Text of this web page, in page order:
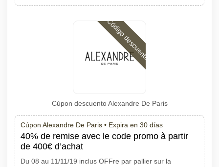
Código descuento
Cúpon descuento Alexandre De Paris
Cúpon Alexandre De Paris • Expira en 30 días
40% de remise avec le code promo à partir
de 400€ d’achat
Du 08 au 11/11/19 inclus OFFre par pallier sur la